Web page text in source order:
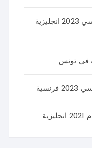
في تونس